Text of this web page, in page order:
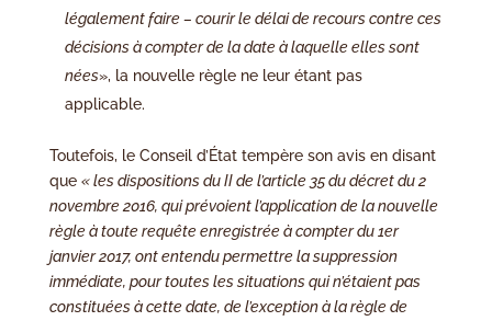
légalement faire – courir le délai de recours contre ces
décisions à compter de la date à laquelle elles sont
nées», la nouvelle règle ne leur étant pas
applicable.
Toutefois, le Conseil d’État tempère son avis en disant
que « les dispositions du II de l’article 35 du décret du 2
novembre 2016, qui prévoient l’application de la nouvelle
règle à toute requête enregistrée à compter du 1er
janvier 2017, ont entendu permettre la suppression
immédiate, pour toutes les situations qui n’étaient pas
constituées à cette date, de l’exception à la règle de